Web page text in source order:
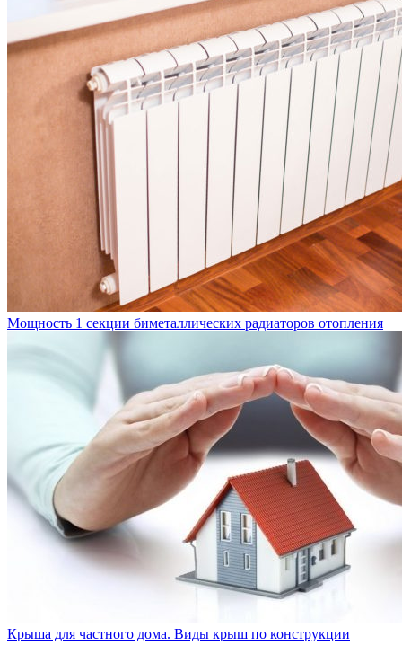
Мощность 1 секции биметаллических радиаторов отопления
Крыша для частного дома. Виды крыш по конструкции